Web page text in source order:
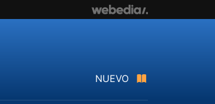
NUEVO